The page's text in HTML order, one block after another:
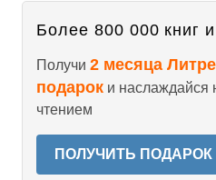
Более 800 000 книг
Получи 2 месяца
подарок и наслаждайся
чтением
ПОЛУЧИТЬ ПОДАРОК